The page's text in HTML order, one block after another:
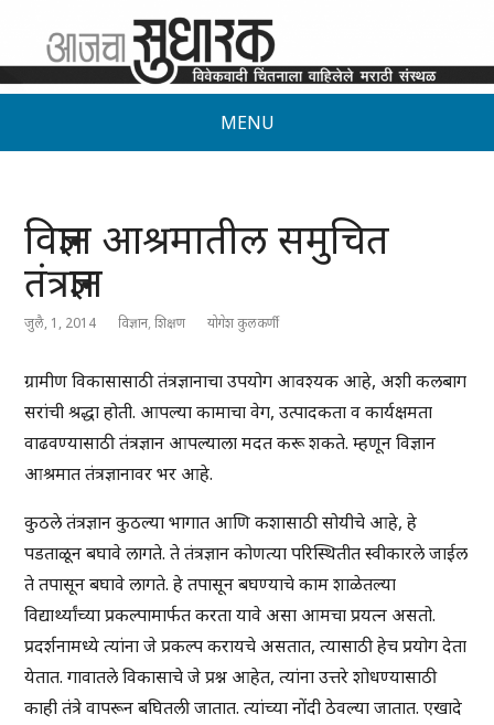
MENU
विज्ञान आश्रमातील समुचित
तंत्रज्ञान
जुलै, 1, 2014 विज्ञान,शिक्षण योगेश कुलकर्णी
ग्रामीण विकासासाठी तंत्रज्ञानाचा उपयोग आवश्यक आहे, अशी कलबाग
सरांची श्रद्धा होती. आपल्या कामाचा वेग, उत्पादकता व कार्यक्षमता
वाढवण्यासाठी तंत्रज्ञान आपल्याला मदत करू शकते. म्हणून विज्ञान
आश्रमात तंत्रज्ञानावर भर आहे.
कुठले तंत्रज्ञान कुठल्या भागात आणि कशासाठी सोयीचे आहे, हे
पडताळून बघावे लागते. ते तंत्रज्ञान कोणत्या परिस्थितीत स्वीकारले जाईल
ते तपासून बघावे लागते. हे तपासून बघण्याचे काम शाळेतल्या
विद्यार्थ्यांच्या प्रकल्पामार्फत करता यावे असा आमचा प्रयत्न असतो.
प्रदर्शनामध्ये त्यांना जे प्रकल्प करायचे असतात, त्यासाठी हेच प्रयोग देता
येतात. गावातले विकासाचे जे प्रश्न आहेत, त्यांना उत्तरे शोधण्यासाठी
काही तंत्रे वापरून बघितली जातात. त्यांच्या नोंदी ठेवल्या जातात. एखादे